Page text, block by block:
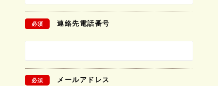
必須 連絡先電話番号
必須 メールアドレス